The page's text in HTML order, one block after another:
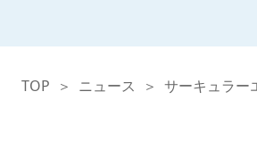
TOP ニュース サーキュラー